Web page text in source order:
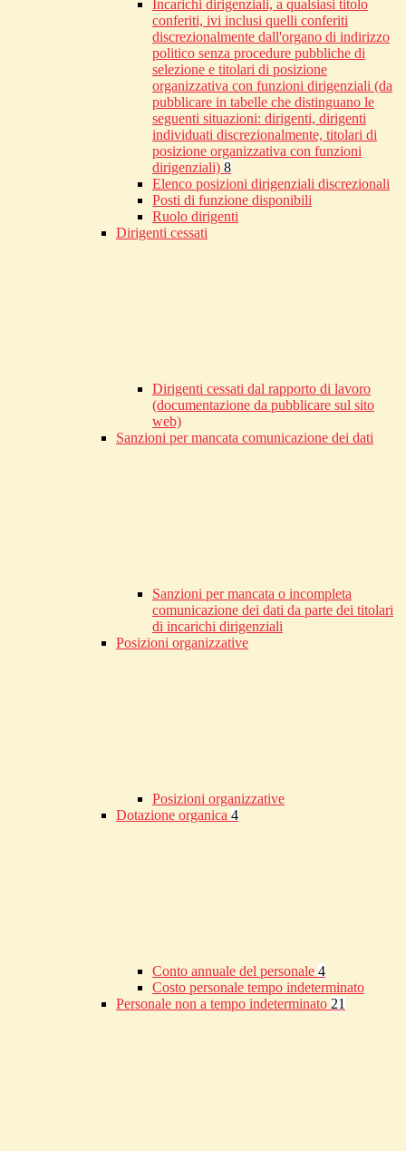
Incarichi dirigenziali, a qualsiasi titolo
conferiti, ivi inclusi quelli conferiti
discrezionalmente dall'organo di indirizzo
politico senza procedure pubbliche di
selezione e titolari di posizione
organizzativa con funzioni dirigenziali (da
pubblicare in tabelle che distinguano le
seguenti situazioni: dirigenti, dirigenti
individuati discrezionalmente, titolari di
posizione organizzativa con funzioni
dirigenziali) 8
Elenco posizioni dirigenziali discrezionali
Posti di funzione disponibili
Ruolo dirigenti
Dirigenti cessati
Dirigenti cessati dal rapporto di lavoro
(documentazione da pubblicare sul sito
web)
Sanzioni per mancata comunicazione dei dati
Sanzioni per mancata o incompleta
comunicazione dei dati da parte dei titolari
di incarichi dirigenziali
Posizioni organizzative
Posizioni organizzative
Dotazione organica 4
Conto annuale del personale 4
Costo personale tempo indeterminato
Personale non a tempo indeterminato 21